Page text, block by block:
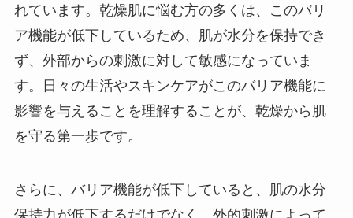
れています。乾燥肌に悩む方の多くは、このバリ
ア機能が低下しているため、肌が水分を保持でき
ず、外部からの刺激に対して敏感になっていま
す。日々の生活やスキンケアがこのバリア機能に
影響を与えることを理解することが、乾燥から肌
を守る第一歩です。
さらに、バリア機能が低下していると、肌の水分
保持力が低下するだけでなく、外的刺激によって